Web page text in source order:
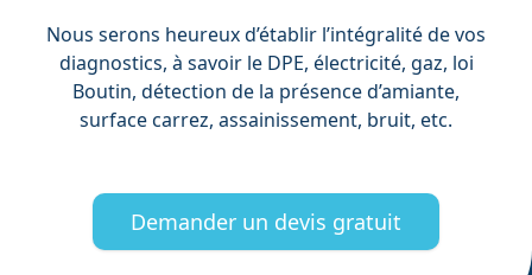
Nous serons heureux d’établir l’intégralité de vos
diagnostics, à savoir le DPE, électricité, gaz, loi
Boutin, détection de la présence d’amiante,
surface carrez, assainissement, bruit, etc.
Demander un devis gratuit